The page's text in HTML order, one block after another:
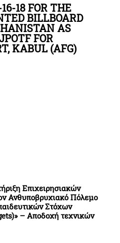
18 FOR THE
BILLBOARD
AS
FOR
KABUL (AFG)
Επιχειρησιακών
Ανθυποβρυχιακό Πόλεμο
Στόχων
– Αποδοχή τεχνικών